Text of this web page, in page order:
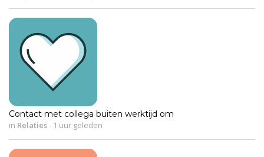
Contact met collega buiten werktijd om
in Relaties- 1 uur geleden